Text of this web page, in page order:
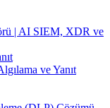
| AI SIEM, XDR ve
ve Yanıt